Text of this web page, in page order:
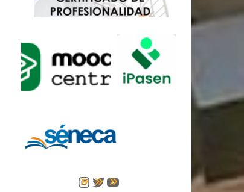
Instagram
Twitter
YouTube